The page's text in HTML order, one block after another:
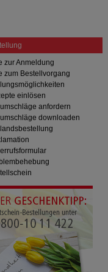
zur Anmeldung
zum Bestellvorgang
einlösen
anfordern
downloaden